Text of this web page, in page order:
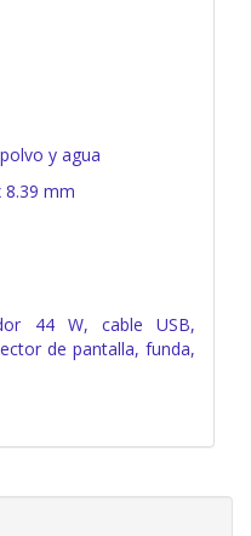
y agua
8.39 mm
44 W, cable USB,
de pantalla, funda,